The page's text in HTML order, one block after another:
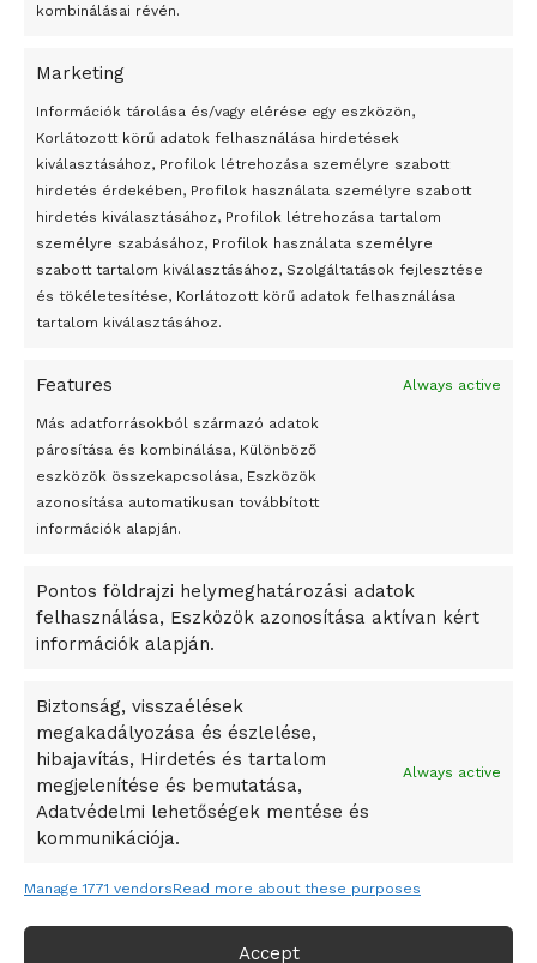
kombinálásai révén.
Marketing
Információk tárolása és/vagy elérése egy eszközön,
Korlátozott körű adatok felhasználása hirdetések
kiválasztásához, Profilok létrehozása személyre szabott
hirdetés érdekében, Profilok használata személyre szabott
hirdetés kiválasztásához, Profilok létrehozása tartalom
személyre szabásához, Profilok használata személyre
szabott tartalom kiválasztásához, Szolgáltatások fejlesztése
és tökéletesítése, Korlátozott körű adatok felhasználása
tartalom kiválasztásához.
Features Always active
Más adatforrásokból származó adatok
párosítása és kombinálása, Különböző
eszközök összekapcsolása, Eszközök
azonosítása automatikusan továbbított
információk alapján.
Pontos földrajzi helymeghatározási adatok
felhasználása, Eszközök azonosítása aktívan kért
információk alapján.
Biztonság, visszaélések
megakadályozása és észlelése,
hibajavítás, Hirdetés és tartalom
megjelenítése és bemutatása,
Adatvédelmi lehetőségek mentése és
kommunikációja.
Always active
Manage 1771 vendorsRead more about these purposes
Accept
Átmenetileg szünetelnek az összecsapások Bahmutnál
Egy vagyonért adták el Banksy művét miután elégették.
Az 1950-ben elhunyt alkotók művei szabadon
felhasználhatóvá válnak
Megváltoztatják a montenegrói egyházügyi törvény
Peking – A visegrádi országok zsidó kulturális örökségét
bemutató fotókiállítás nyílt
Megveszi az osztrák Wienerberger az amerikai Meridian
Bricket
A Startup Campus egyetemi programjainak legjobbjai az
A Ringo Starr új albummal jelentkezik
A Vajdasági Magyar Szövetség államtitkárait kinevezték
Dzsingisz kán hódító hadjárata okozta
Kuramagomedov ötödik, Muszukajev elődöntős – Birkózó
világkupa